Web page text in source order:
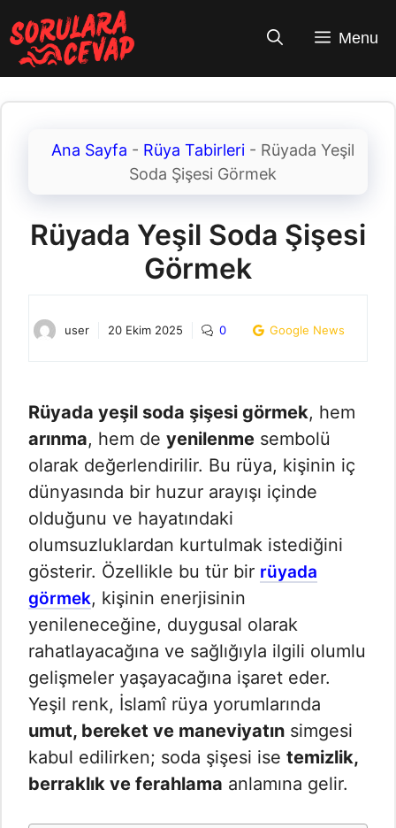
atla
Menu
Ana Sayfa - Rüya Tabirleri- Rüyada Yeşil
Soda Şişesi Görmek
Rüyada Yeşil Soda Şişesi
Görmek
user 20 Ekim 2025 0 Google News
Rüyada yeşil soda şişesi görmek, hem
arınma, hem de yenilenme sembolü
olarak değerlendirilir. Bu rüya, kişinin iç
dünyasında bir huzur arayışı içinde
olduğunu ve hayatındaki
olumsuzluklardan kurtulmak istediğini
gösterir. Özellikle bu tür bir rüyada
görmek, kişinin enerjisinin
yenileneceğine, duygusal olarak
rahatlayacağına ve sağlığıyla ilgili olumlu
gelişmeler yaşayacağına işaret eder.
Yeşil renk, İslamî rüya yorumlarında
umut, bereket ve maneviyatın simgesi
kabul edilirken; soda şişesi ise temizlik,
berraklık ve ferahlama anlamına gelir.